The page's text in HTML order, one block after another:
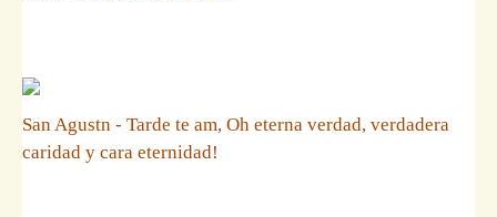
San Agustn - Tarde te am, Oh eterna verdad, verdadera
caridad y cara eternidad!